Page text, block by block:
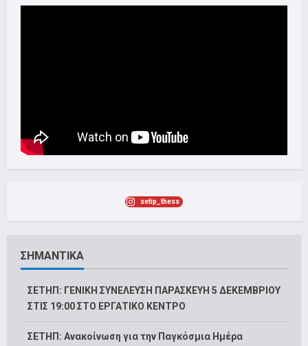
setip_thess
ΣΗΜΑΝΤΙΚΑ
ΣΕΤΗΠ: ΓΕΝΙΚΗ ΣΥΝΕΛΕΥΣΗ ΠΑΡΑΣΚΕΥΗ 5 ΔΕΚΕΜΒΡΙΟΥ
ΣΤΙΣ 19:00 ΣΤΟ ΕΡΓΑΤΙΚΟ ΚΕΝΤΡΟ
ΣΕΤΗΠ: Ανακοίνωση για την Παγκόσμια Ημέρα